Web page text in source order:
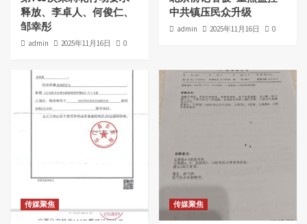
释放、李卓人、何俊仁、
邹幸彤
admin 2025年11月16日 0
中共镇压民众升级
admin 2025年11月16日 0
传媒聚焦 传媒聚焦